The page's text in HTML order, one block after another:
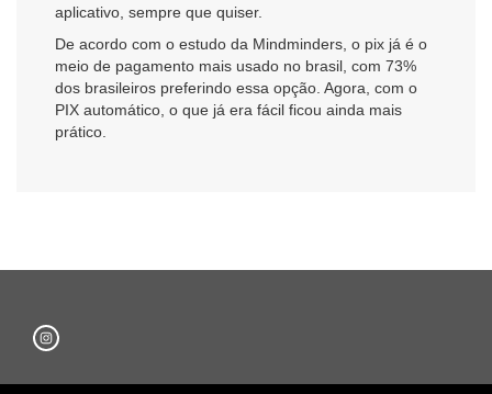
aplicativo, sempre que quiser.
De acordo com o estudo da Mindminders, o pix já é o
meio de pagamento mais usado no brasil, com 73%
dos brasileiros preferindo essa opção. Agora, com o
PIX automático, o que já era fácil ficou ainda mais
prático.